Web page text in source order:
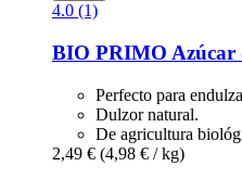
4.0 (1)
BIO PRIMO Azúcar
Perfecto para
Dulzor natural.
De agricultura
2,49 € (4,98 € / kg)